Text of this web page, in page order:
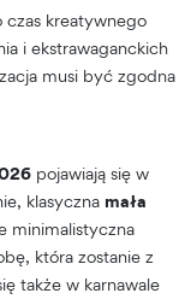
czas kreatywnego
i ekstrawaganckich
musi być zgodna
pojawiają się w
klasyczna mała
minimalistyczna
która zostanie z
także w karnawale